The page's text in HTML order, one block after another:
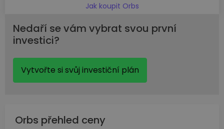
Jak koupit Orbs
Nedaří se vám vybrat svou první
investici?
Vytvořte si svůj investiční plán
Orbs přehled ceny